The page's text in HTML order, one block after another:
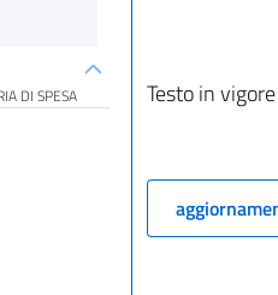
DI SPESA Testo in